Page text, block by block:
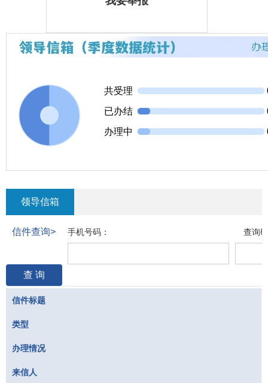
共受理
已办结
办理中
领导信箱
信件查询> 手机号码： 查询
查 询
信件标题
类型
办理情况
来信人